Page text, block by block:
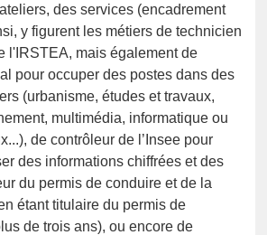
des services (encadrement
y figurent les métiers de technicien
l'IRSTEA, mais également de
pour occuper des postes dans des
(urbanisme, études et travaux,
multimédia, informatique ou
de contrôleur de l’Insee pour
des informations chiffrées et des
du permis de conduire et de la
étant titulaire du permis de
de trois ans), ou encore de